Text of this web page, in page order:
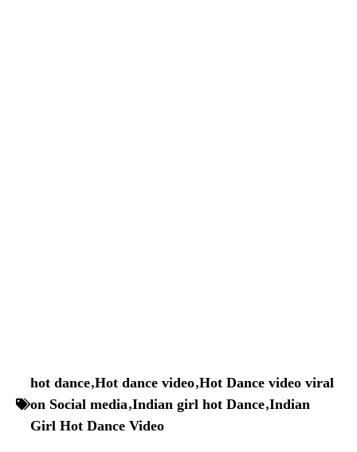
hot dance,Hot dance video,Hot Dance video viral
on Social media,Indian girl hot Dance,Indian
Girl Hot Dance Video